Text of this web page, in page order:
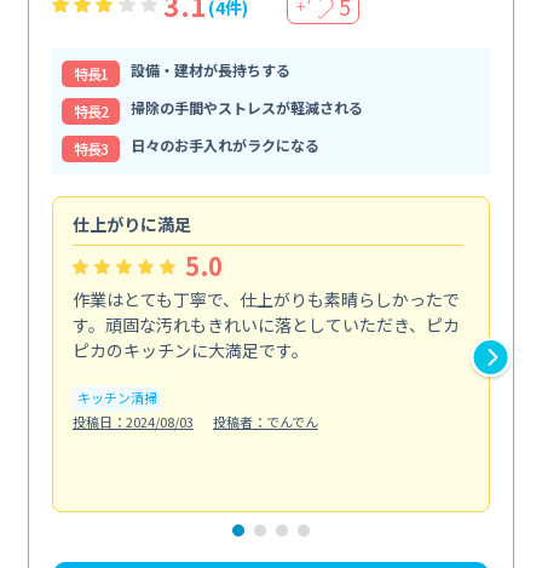
(4件) ＋ 5
特⻑1
設備・建材が長持ちする
特⻑2
掃除の手間やストレスが軽減される
特⻑3
日々のお手入れがラクになる
仕上がりに満足
5.0
作業はとても丁寧で、仕上がりも素晴らしかったで
す。頑固な汚れもきれいに落としていただき、ピカ
ピカのキッチンに大満足です。
キッチン清掃
投稿日：2024/08/03
投稿者：でんでん